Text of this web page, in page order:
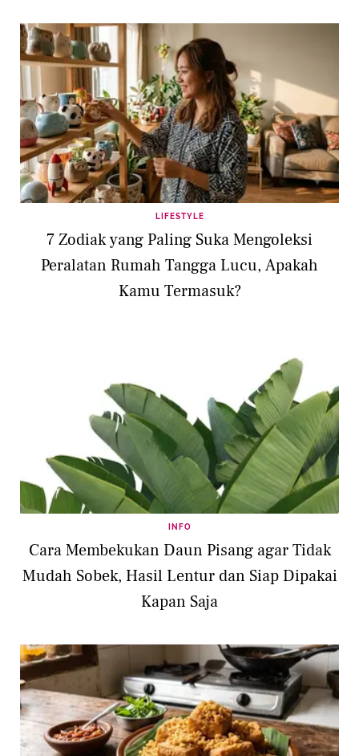
LIFESTYLE
7 Zodiak yang Paling Suka Mengoleksi
Peralatan Rumah Tangga Lucu, Apakah
Kamu Termasuk?
INFO
Cara Membekukan Daun Pisang agar Tidak
Mudah Sobek, Hasil Lentur dan Siap Dipakai
Kapan Saja